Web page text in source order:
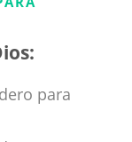
para